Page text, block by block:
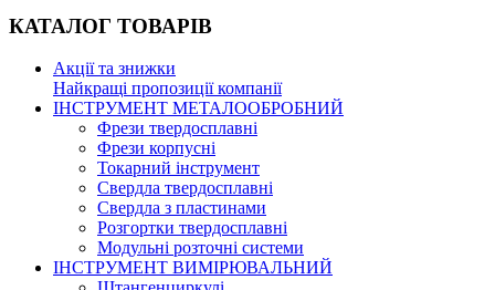
КАТАЛОГ ТОВАРІВ
Акції та знижки
Найкращі пропозиції компанії
ІНСТРУМЕНТ МЕТАЛООБРОБНИЙ
Фрези твердосплавні
Фрези корпусні
Токарний інструмент
Свердла твердосплавні
Свердла з пластинами
Розгортки твердосплавні
Модульні розточні системи
ІНСТРУМЕНТ ВИМІРЮВАЛЬНИЙ